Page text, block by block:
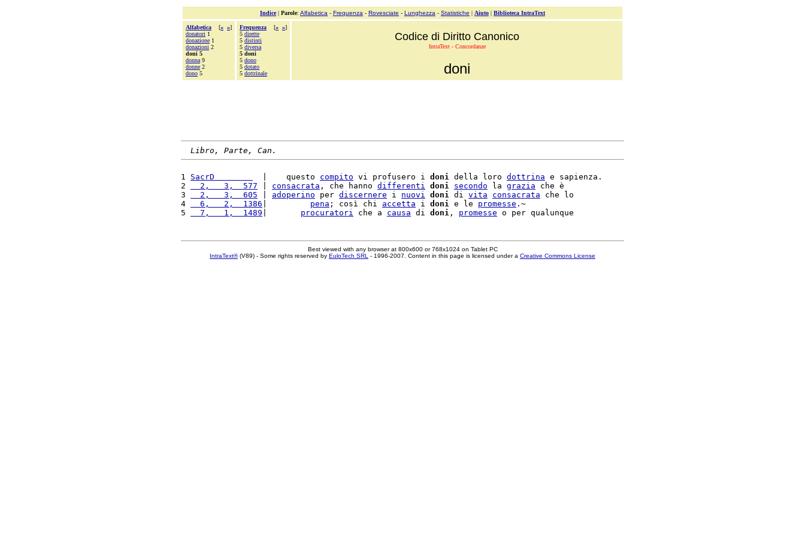
Indice| Parole: Alfabetica - Frequenza - Rovesciate - Lunghezza - Statistiche | Aiuto | Biblioteca IntraText
Alfabetica [« »]
donatori 1
donazione 1
donazioni 2
doni 5
donna 9
donne 2
dono 5
Frequenza [« »]
5 dirette
5 distinti
5 diversa
5 doni
5 dono
5 dotato
5 dottrinale
Codice di Diritto Canonico
IntraText - Concordanze
doni
Libro, Parte, Can.
1 SacrD
  |    questo
compito vi profusero i doni della loro dottrina e sapienza.
2
  2,   3,  577
consacrata , che hanno differenti doni secondo la grazia che è
3
  2,   3,  605
adoperino per discernere i nuovi doni di vita consacrata che lo
4
  6,   2,  1386
pena ; così chi accetta i doni e le promesse .~
5
  7,   1,  1489
procuratori che a causa di doni , promesse
Best viewed with any browser at 800x600 or 768x1024 on Tablet PC
IntraText®(V89) - Some rights reserved by EuloTech SRL - 1996-2007. Content in this page is licensed under a Creative Commons License